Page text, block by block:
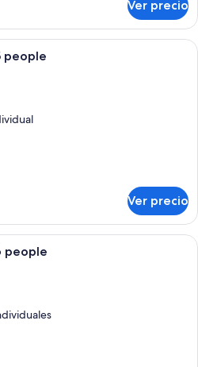
Ver precio
Apartment, 2 Bedrooms, 5 people |
people
Ver precio
Apartment, 2 Bedrooms, 6 people |
people